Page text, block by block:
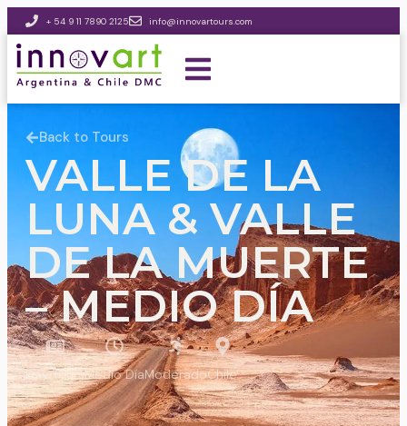
+ 54 9 11 7890 2125 info@innovartours.com
Back to Tours
VALLE DE LA
LUNA & VALLE
DE LA MUERTE
– MEDIO DÍA
Day ToursMedio DíaModeradoChile